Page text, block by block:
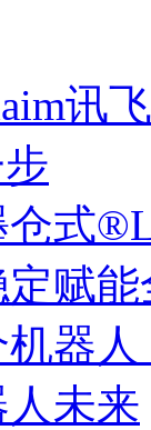
讯
式
赋
器
未来